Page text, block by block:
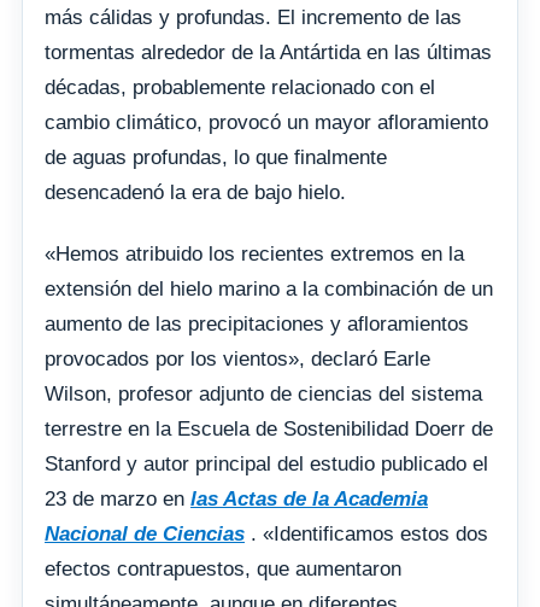
más cálidas y profundas. El incremento de las
tormentas alrededor de la Antártida en las últimas
décadas, probablemente relacionado con el
cambio climático, provocó un mayor afloramiento
de aguas profundas, lo que finalmente
desencadenó la era de bajo hielo.
«Hemos atribuido los recientes extremos en la
extensión del hielo marino a la combinación de un
aumento de las precipitaciones y afloramientos
provocados por los vientos», declaró Earle
Wilson, profesor adjunto de ciencias del sistema
terrestre en la Escuela de Sostenibilidad Doerr de
Stanford y autor principal del estudio publicado el
23 de marzo en las Actas de la Academia
Nacional de Ciencias . «Identificamos estos dos
efectos contrapuestos, que aumentaron